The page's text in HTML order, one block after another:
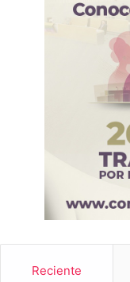
Reciente